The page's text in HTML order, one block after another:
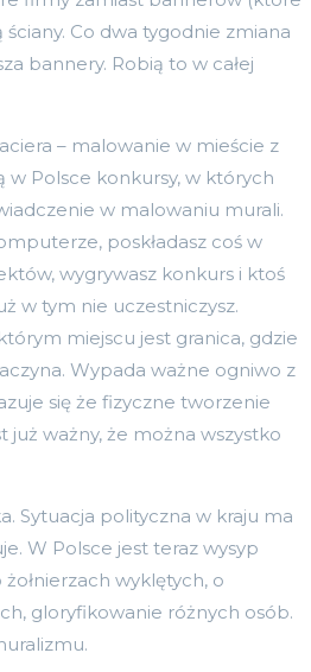
Co dwa tygodnie zmiana
bannery. Robią to w całej
– malowanie w mieście z
w Polsce konkursy, w których
w malowaniu murali.
poskładasz coś w
wygrywasz konkurs i ktoś
w tym nie uczestniczysz.
miejscu jest granica, gdzie
Wypada ważne ogniwo z
się że fizyczne tworzenie
już ważny, że można wszystko
Sytuacja polityczna w kraju ma
W Polsce jest teraz wysyp
wyklętych, o
gloryfikowanie różnych osób.